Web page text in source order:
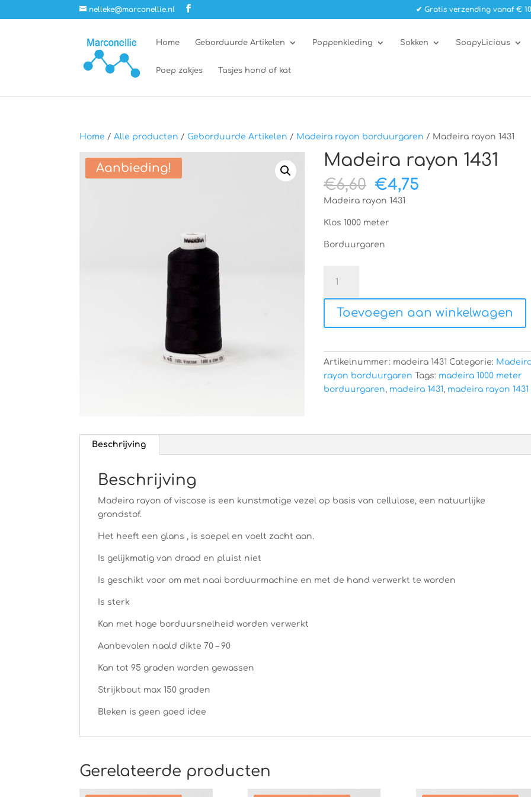
nelleke@marconellie.nl ✔ Gratis verzending vanaf €
Home Geborduurde Artikelen Poppenkleding Sokken SoapyLicious
Poep zakjes Tasjes hond of kat
Home /Alle producten / Geborduurde Artikelen / Madeira rayon borduurgaren / Madeira rayon 1431
Aanbieding! Madeira rayon 1431
€6,60 Oorspronkelijke
prijs
€6,60.
€4,75
Madeira rayon 1431
Klos 1000 meter
Borduurgaren
rayon
1431
aantal
Toevoegen aan winkelwagen
Artikelnummer: madeira 1431 Categorie:
rayon borduurgaren Tags: madeira 1000 meter
borduurgaren, madeira 1431, madeira rayon 1431
Beschrijving
Beschrijving
Madeira rayon of viscose is een kunstmatige vezel op basis van cellulose, een natuurlijke
grondstof.
Het heeft een glans , is soepel en voelt zacht aan.
Is gelijkmatig van draad en pluist niet
Is geschikt voor om met naai borduurmachine en met de hand verwerkt te worden
Is sterk
Kan met hoge borduursnelheid worden verwerkt
Aanbevolen naald dikte 70 – 90
Kan tot 95 graden worden gewassen
Strijkbout max 150 graden
Bleken is geen goed idee
Gerelateerde producten